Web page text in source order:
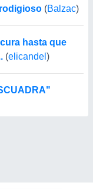
(Balzac)
hasta que
(elicandel )